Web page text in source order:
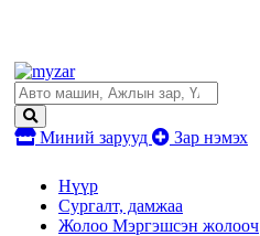
Миний зарууд Зар нэмэх
Нүүр
Сургалт, дамжаа
Жолоо Мэргэшсэн жолооч